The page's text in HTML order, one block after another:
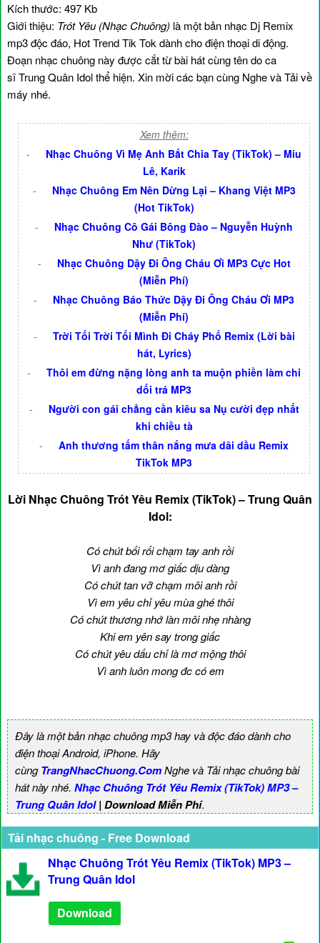
Kích thước: 497 Kb
Giới thiệu: Trót Yêu (Nhạc Chuông) là một bản nhạc Dj Remix
mp3 độc đáo, Hot Trend Tik Tok dành cho điện thoại di động.
Đoạn nhạc chuông này được cắt từ bài hát cùng tên do ca
sĩ Trung Quân Idol thể hiện. Xin mời các bạn cùng Nghe và Tải về
máy nhé.
Xem thêm:
-
Nhạc Chuông Vì Mẹ Anh Bắt Chia Tay (TikTok) – Miu
Lê, Karik
-
Nhạc Chuông Em Nên Dừng Lại – Khang Việt MP3
(Hot TikTok)
-
Nhạc Chuông Cô Gái Bông Đào – Nguyễn Huỳnh
Như (TikTok)
-
Nhạc Chuông Dậy Đi Ông Cháu Ơi MP3 Cực Hot
(Miễn Phí)
-
Nhạc Chuông Báo Thức Dậy Đi Ông Cháu Ơi MP3
(Miễn Phí)
-
Trời Tối Trời Tối Mình Đi Cháy Phố Remix (Lời bài
hát, Lyrics)
-
Thôi em đừng nặng lòng anh ta muộn phiền làm chi
dối trá MP3
-
Người con gái chẳng cần kiêu sa Nụ cười đẹp nhất
khi chiều tà
-
Anh thương tấm thân nắng mưa dãi dầu Remix
TikTok MP3
Lời Nhạc Chuông Trót Yêu Remix (TikTok) – Trung Quân
Idol:
Có chút bối rối chạm tay anh rồi
Vì anh đang mơ giấc dịu dàng
Có chút tan vỡ chạm môi anh rồi
Vì em yêu chỉ yêu mùa ghé thôi
Có chút thương nhớ làn môi nhẹ nhàng
Khi em yên say trong giấc
Có chút yêu dấu chỉ là mơ mộng thôi
Vì anh luôn mong đc có em
Đây là một bản nhạc chuông mp3 hay và độc đáo dành cho
điện thoại Android, iPhone. Hãy
cùngTrangNhacChuong.ComNghe và Tải nhạc chuông bài
hát này nhé. Nhạc Chuông Trót Yêu Remix (TikTok) MP3 –
Trung Quân Idol| Download Miễn Phí.
Tải nhạc chuông - Free Download
Nhạc Chuông Trót Yêu Remix (TikTok) MP3 –
Trung Quân Idol
Download